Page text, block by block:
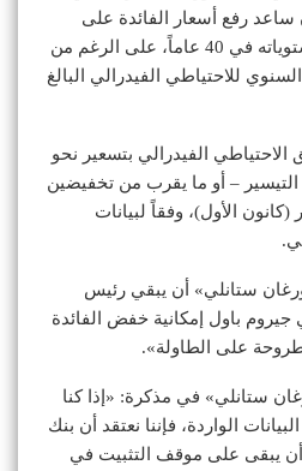
ساعد رفع أسعار الفائدة على
خفض التضخم من أعلى مستوياته في 40 عاماً، على الرغم من
للاحتياطي الفيدرالي البالغ
الاحتياطي الفيدرالي بتسعير نحو
– أو ما يقرب من تخفيضين
الأول)، وفقاً لبيانات
ستانلي» أن يبقي رئيس
باول إمكانية خفض الفائدة
على الطاولة».
ستانلي» في مذكرة: «إذا كنا
الواردة، فإننا نعتقد أن بنك
أن يبقى على موقف التثبيت في